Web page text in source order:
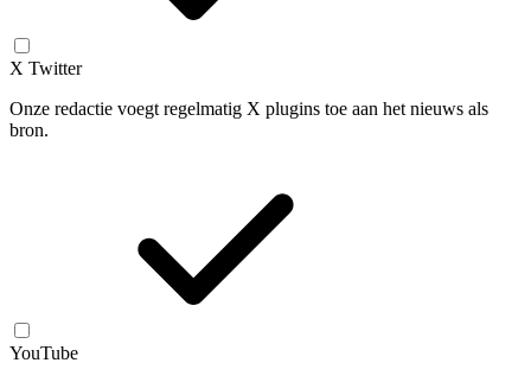
X Twitter
Onze redactie voegt regelmatig X plugins toe aan het nieuws als
bron.
YouTube